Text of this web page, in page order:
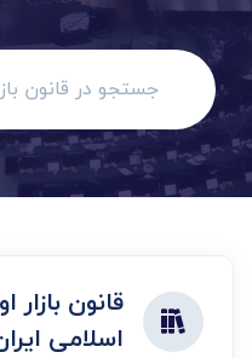
قانون بازار
اسلامی